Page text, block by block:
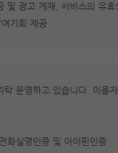
및 광고 게재, 서비스의 유효
기회 제공
탁 운영하고 있습니다. 이
화실명인증 및 아이핀인증